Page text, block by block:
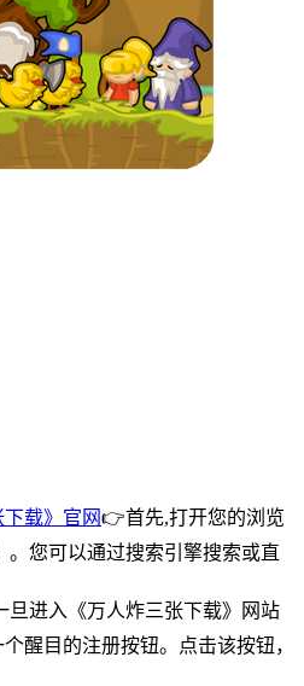
载》官网👉首先,打开您的浏览
。您可以通过搜索引擎搜索或直
旦进入《万人炸三张下载》网站
醒目的注册按钮。点击该按钮，